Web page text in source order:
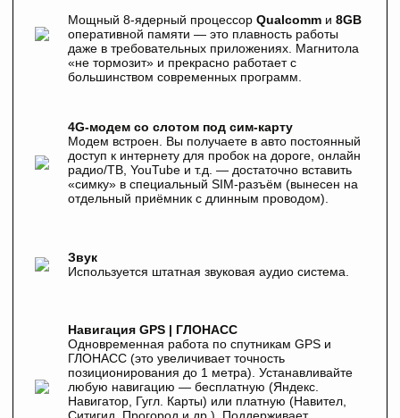
Мощный 8-ядерный процессор Qualcomm и 8GB
оперативной памяти — это плавность работы
даже в требовательных приложениях. Магнитола
«не тормозит» и прекрасно работает с
большинством современных программ.
4G-модем со слотом под сим-карту
Модем встроен. Вы получаете в авто постоянный
доступ к интернету для пробок на дороге, онлайн
радио/ТВ, YouTube и т.д. — достаточно вставить
«симку» в специальный SIM-разъём (вынесен на
отдельный приёмник с длинным проводом).
Звук
Используется штатная звуковая аудио система.
Навигация GPS | ГЛОНАСС
Одновременная работа по спутникам GPS и
ГЛОНАСС (это увеличивает точность
позиционирования до 1 метра). Устанавливайте
любую навигацию — бесплатную (Яндекс.
Навигатор, Гугл. Карты) или платную (Навител,